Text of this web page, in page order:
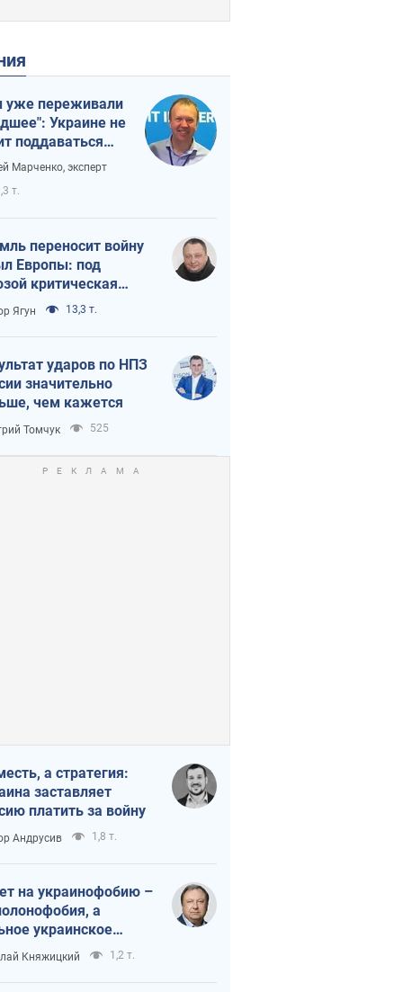
переживали
Украине не
поддаваться
из-за
Марченко, эксперт
т.
переносит войну
Европы: под
критическая
Ягун 13,3 т.
ударов по НПЗ
значительно
чем кажется
Томчук 525
а стратегия:
заставляет
платить за войну
Андрусив 1,8 т.
на украинофобию –
а
украинское
Княжицкий 1,2 т.